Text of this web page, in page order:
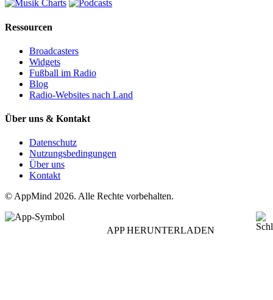
Ressourcen
Broadcasters
Widgets
Fußball im Radio
Blog
Radio-Websites nach Land
Über uns & Kontakt
Datenschutz
Nutzungsbedingungen
Über uns
Kontakt
© AppMind 2026. Alle Rechte vorbehalten.
APP HERUNTERLADEN